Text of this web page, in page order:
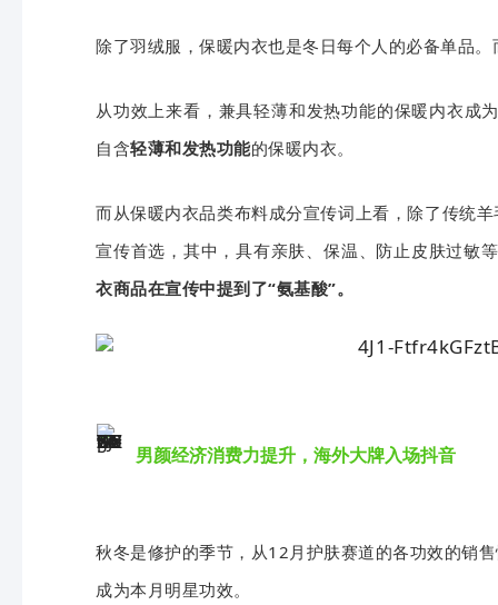
除了羽绒服，保暖内衣也是冬日每个人的必备单品
从功效上来看，兼具轻薄和发热功能的保暖内衣成
自含轻薄和发热功能的保暖内衣。
而从保暖内衣品类布料成分宣传词上看，除了传统
宣传首选，其中，具有亲肤、保温、防止皮肤过敏
衣商品在宣传中提到了“氨基酸”。
男颜经济消费力提升，海外大牌入场抖音
秋冬是修护的季节，从12月护肤赛道的各功效的销
成为本月明星功效。